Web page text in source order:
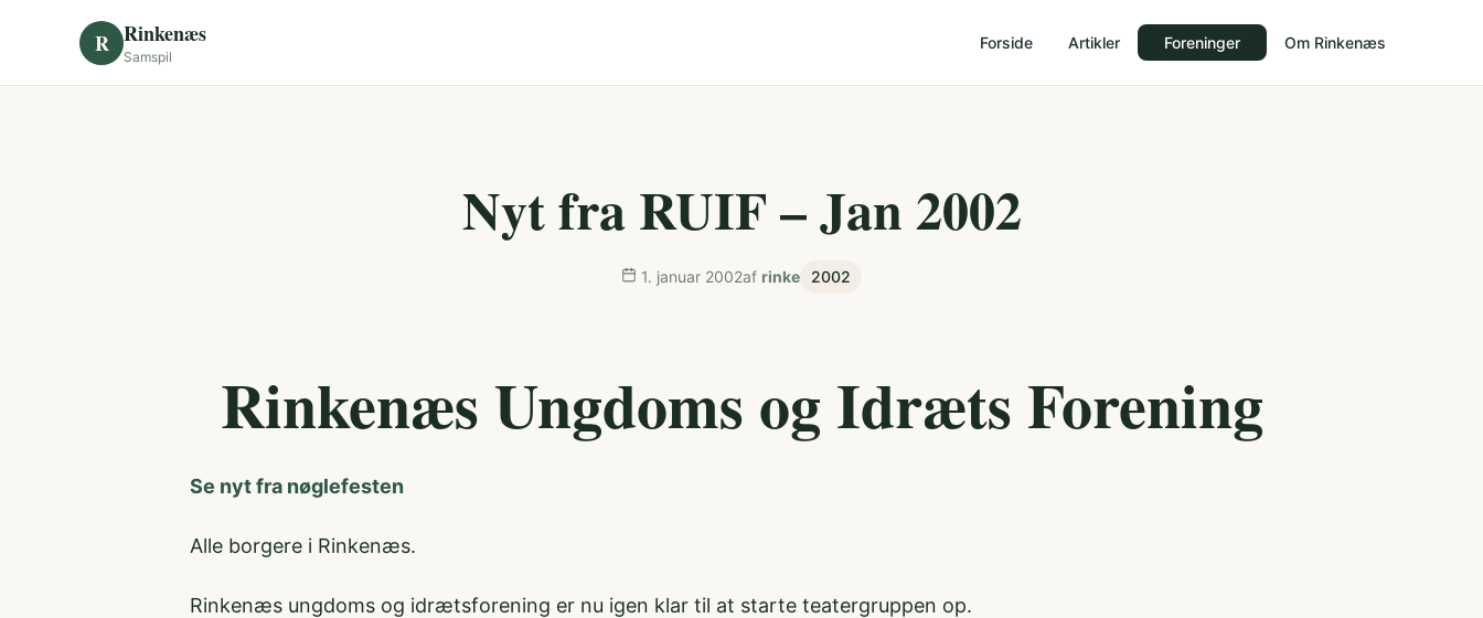
R Rinkenæs
Samspil
Forside Artikler Foreninger Om Rinkenæs
Nyt fra RUIF – Jan 2002
1. januar 2002af rinke 2002
Rinkenæs Ungdoms og Idræts Forening
Se nyt fra nøglefesten
Alle borgere i Rinkenæs.
Rinkenæs ungdoms og idrætsforening er nu igen klar til at starte teatergruppen op.